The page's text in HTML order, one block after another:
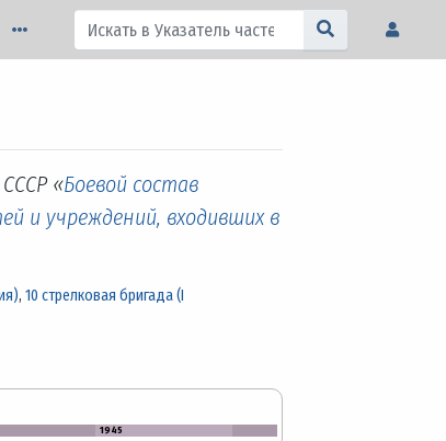
«Боевой состав
и учреждений, входивших в
, 10 стрелковая бригада (I
1945